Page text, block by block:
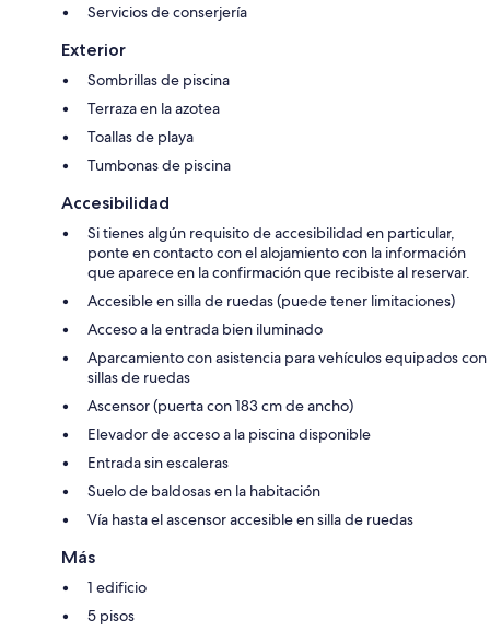
Servicios de conserjería
Exterior
Sombrillas de piscina
Terraza en la azotea
Toallas de playa
Tumbonas de piscina
Accesibilidad
Si tienes algún requisito de accesibilidad en particular,
ponte en contacto con el alojamiento con la información
que aparece en la confirmación que recibiste al reservar.
Accesible en silla de ruedas (puede tener limitaciones)
Acceso a la entrada bien iluminado
Aparcamiento con asistencia para vehículos equipados con
sillas de ruedas
Ascensor (puerta con 183 cm de ancho)
Elevador de acceso a la piscina disponible
Entrada sin escaleras
Suelo de baldosas en la habitación
Vía hasta el ascensor accesible en silla de ruedas
Más
1 edificio
5 pisos